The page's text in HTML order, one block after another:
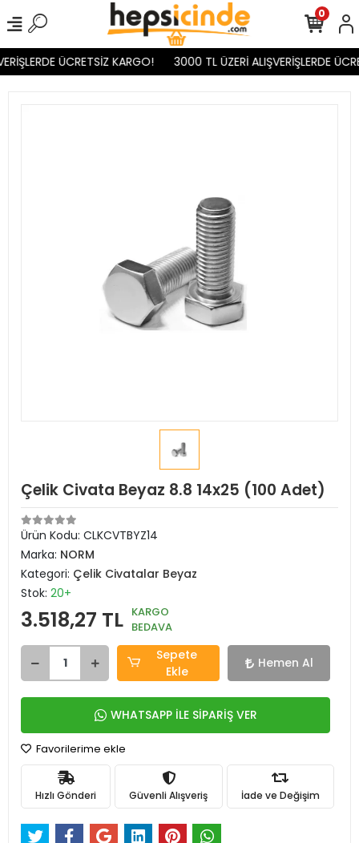
ÜCRETSİZ KARGO! 3000 TL ÜZERİ ALIŞVERİŞLERDE
0
Çelik Civata Beyaz 8.8 14x25 (100 Adet)
Ürün Kodu: CLKCVTBYZ14
Marka: NORM
Kategori: Çelik Civatalar Beyaz
Stok: 20+
3.518,27 TL KARGO
BEDAVA
Sepete
Ekle
Hemen Al
WHATSAPP İLE SİPARİŞ VER
Favorilerime ekle
Hızlı Gönderi Güvenli Alışveriş İade ve Değişim